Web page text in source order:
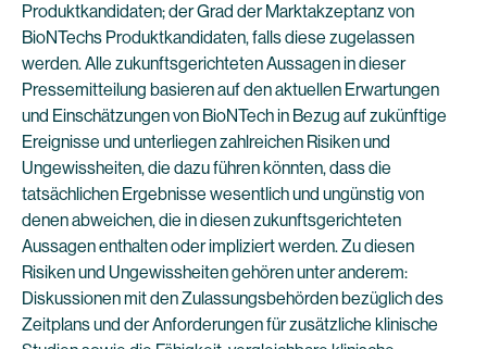
Produktkandidaten; der Grad der Marktakzeptanz von
BioNTechs Produktkandidaten, falls diese zugelassen
werden. Alle zukunftsgerichteten Aussagen in dieser
Pressemitteilung basieren auf den aktuellen Erwartungen
und Einschätzungen von BioNTech in Bezug auf zukünftige
Ereignisse und unterliegen zahlreichen Risiken und
Ungewissheiten, die dazu führen könnten, dass die
tatsächlichen Ergebnisse wesentlich und ungünstig von
denen abweichen, die in diesen zukunftsgerichteten
Aussagen enthalten oder impliziert werden. Zu diesen
Risiken und Ungewissheiten gehören unter anderem:
Diskussionen mit den Zulassungsbehörden bezüglich des
Zeitplans und der Anforderungen für zusätzliche klinische